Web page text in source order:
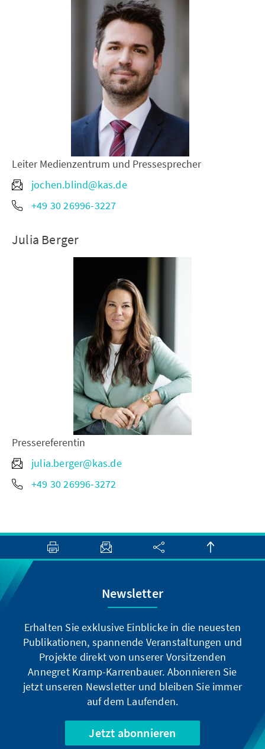
Leiter Medienzentrum und Pressesprecher
jochen.blind@kas.de
+49 30 26996-3227
Julia Berger
Pressereferentin
julia.berger@kas.de
+49 30 26996-3272
Newsletter
Erhalten Sie exklusive Einblicke in die neuesten
Publikationen, spannende Veranstaltungen und
Projekte direkt von unserer Vorsitzenden
Annegret Kramp-Karrenbauer. Abonnieren Sie
jetzt unseren Newsletter und bleiben Sie immer
auf dem Laufenden.
Jetzt abonnieren